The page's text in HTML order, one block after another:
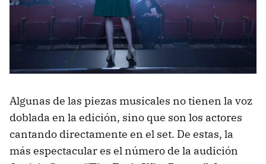
Algunas de las piezas musicales no tienen la voz
doblada en la edición, sino que son los actores
cantando directamente en el set. De estas, la
más espectacular es el número de la audición